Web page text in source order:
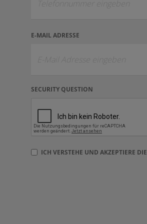
E-MAIL ADRESSE
SECURITY QUESTION
ICH VERSTEHE UND AKZEPTIERE DIE